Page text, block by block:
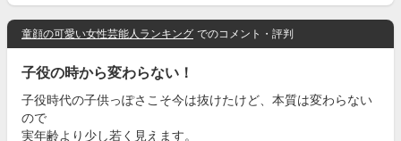
童顔の可愛い女性芸能人ランキング でのコメント・評判
子役の時から変わらない！
子役時代の子供っぽさこそ今は抜けたけど、本質は変わらない
ので
実年齢より少し若く見えます。